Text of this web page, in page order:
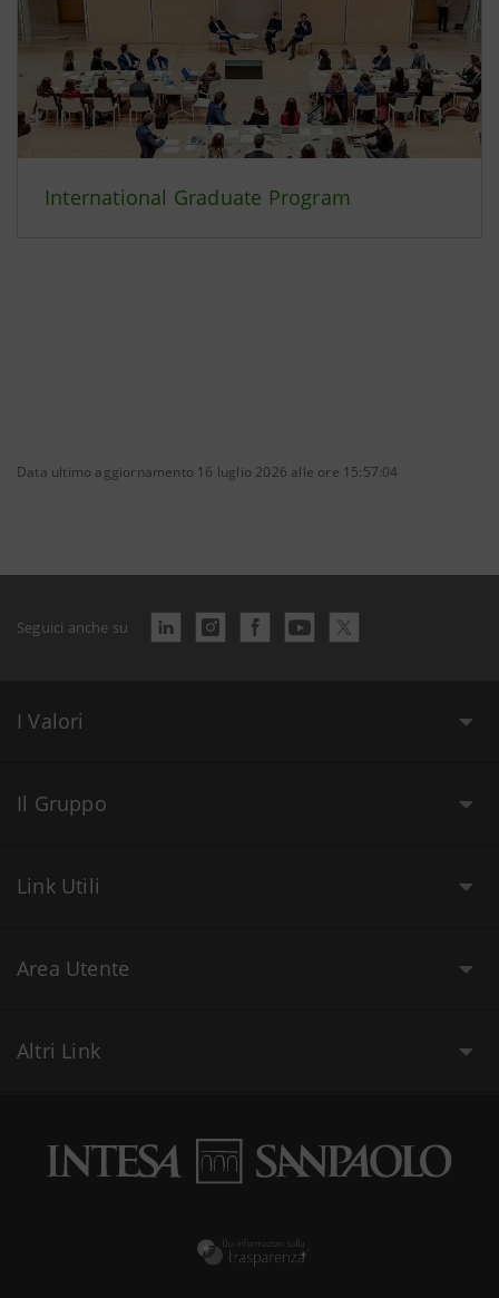
International Graduate Program
Data ultimo aggiornamento 16 luglio 2026 alle ore 15:57:04
Seguici anche su
I Valori
Il Gruppo
Link Utili
Area Utente
Altri Link